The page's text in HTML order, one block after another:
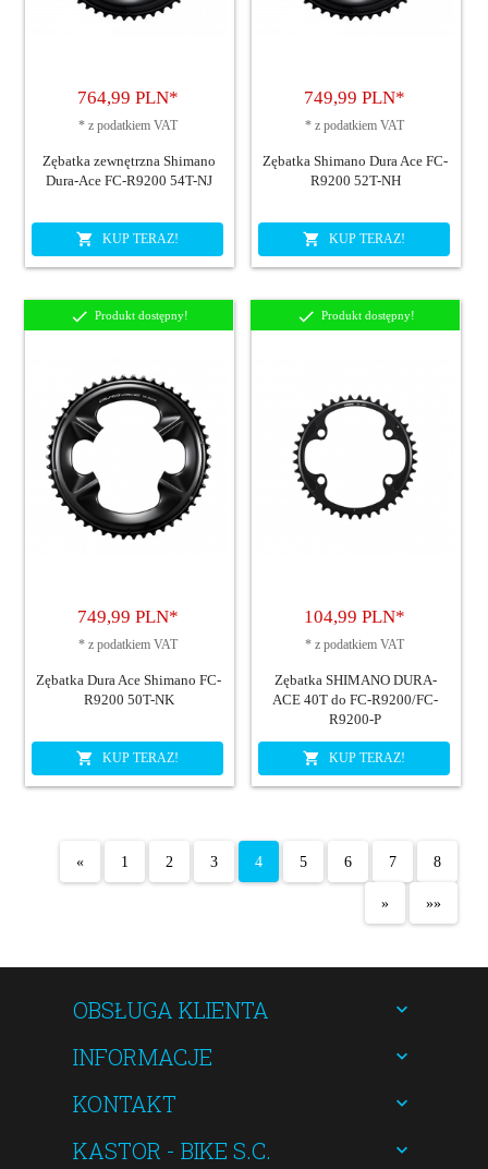
764,99 PLN*
* z podatkiem VAT
Zębatka zewnętrzna Shimano
Dura-Ace FC-R9200 54T-NJ
KUP TERAZ!
749,99 PLN*
* z podatkiem VAT
Zębatka Shimano Dura Ace FC-
R9200 52T-NH
KUP TERAZ!
Produkt dostępny!
749,99 PLN*
* z podatkiem VAT
Zębatka Dura Ace Shimano FC-
R9200 50T-NK
KUP TERAZ!
Produkt dostępny!
104,99 PLN*
* z podatkiem VAT
Zębatka SHIMANO DURA-
ACE 40T do FC-R9200/FC-
R9200-P
KUP TERAZ!
« 1 2 3 4 5 6 7 8
» »»
OBSŁUGA KLIENTA
INFORMACJE
KONTAKT
KASTOR - BIKE S.C.